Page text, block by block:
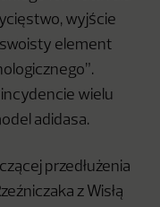
wyjście
element
wielu
adidasa.
przedłużenia
z Wisłą